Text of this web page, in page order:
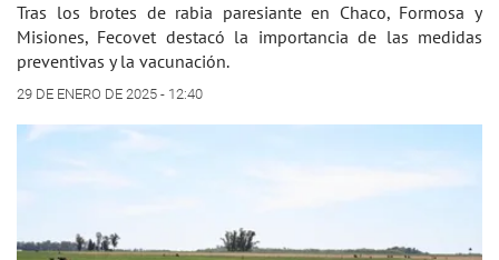
Tras los brotes de rabia paresiante en Chaco, Formosa y
Misiones, Fecovet destacó la importancia de las medidas
preventivas y la vacunación.
29 DE ENERO DE 2025 - 12:40